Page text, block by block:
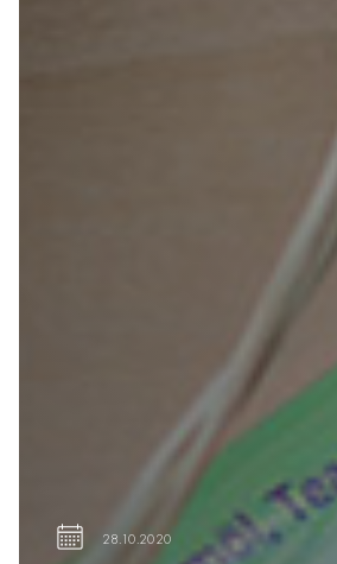
28.10.2020